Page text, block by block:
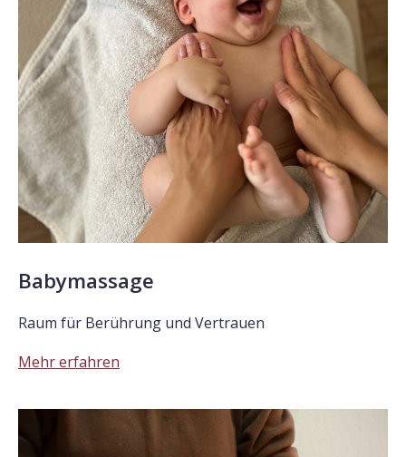
Babymassage
Raum für Berührung und Vertrauen
Mehr erfahren